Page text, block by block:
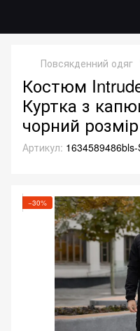
Повсякденний одяг
Костюм
Куртка з
чорний
Артикул: 1634589486bls-
−30%